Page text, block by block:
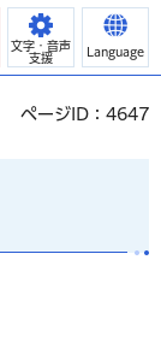
文字・音声
支援
Language
ページID：4647